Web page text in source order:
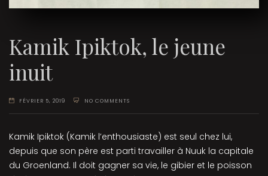
Kamik Ipiktok, le jeune
inuit
FÉVRIER 5, 2019 NO COMMENTS
Kamik Ipiktok (Kamik l’enthousiaste) est seul chez lui,
depuis que son père est parti travailler à Nuuk la capitale
du Groenland. Il doit gagner sa vie, le gibier et le poisson